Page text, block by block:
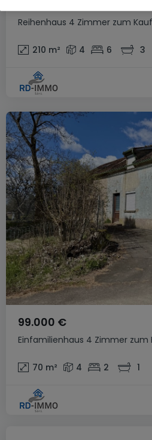
Reihenhaus 4 Zimmer zum Kauf
210 m² 4 6 3
Einfamilienhaus 4 Zimmer zum
99.000 €
70 m² 4 2 1